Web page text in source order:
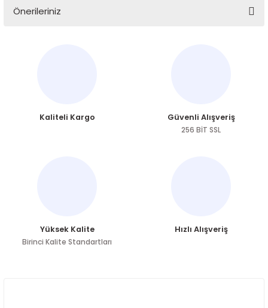
Önerileriniz
Ürün açıklamasında eksik bilgiler bulunuyor.
Kaliteli Kargo Güvenli Alışveriş
256 BİT SSL
Yüksek Kalite
Birinci Kalite Standartları
Hızlı Alışveriş